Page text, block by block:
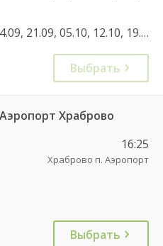
17.08, 24.08, 31.08, 07.09, 14.09, 21.09, 05.10, 12.10, 19.10, 26.10, 02.11
Выбрать
Храброво
16:25
Храброво п. Аэропорт
Выбрать